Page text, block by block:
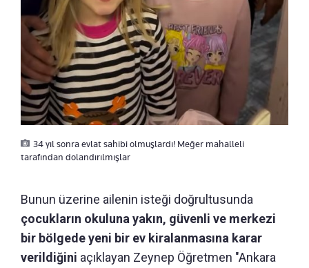
34 yıl sonra evlat sahibi olmuşlardı! Meğer mahalleli
tarafından dolandırılmışlar
Bunun üzerine ailenin isteği doğrultusunda
çocukların okuluna yakın, güvenli ve merkezi
bir bölgede yeni bir ev kiralanmasına karar
verildiğini açıklayan Zeynep Öğretmen "Ankara